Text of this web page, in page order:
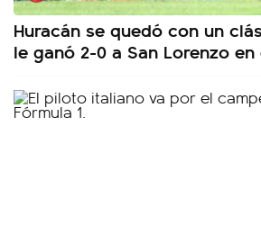
Huracán se quedó con un
le ganó 2-0 a San Lorenzo en